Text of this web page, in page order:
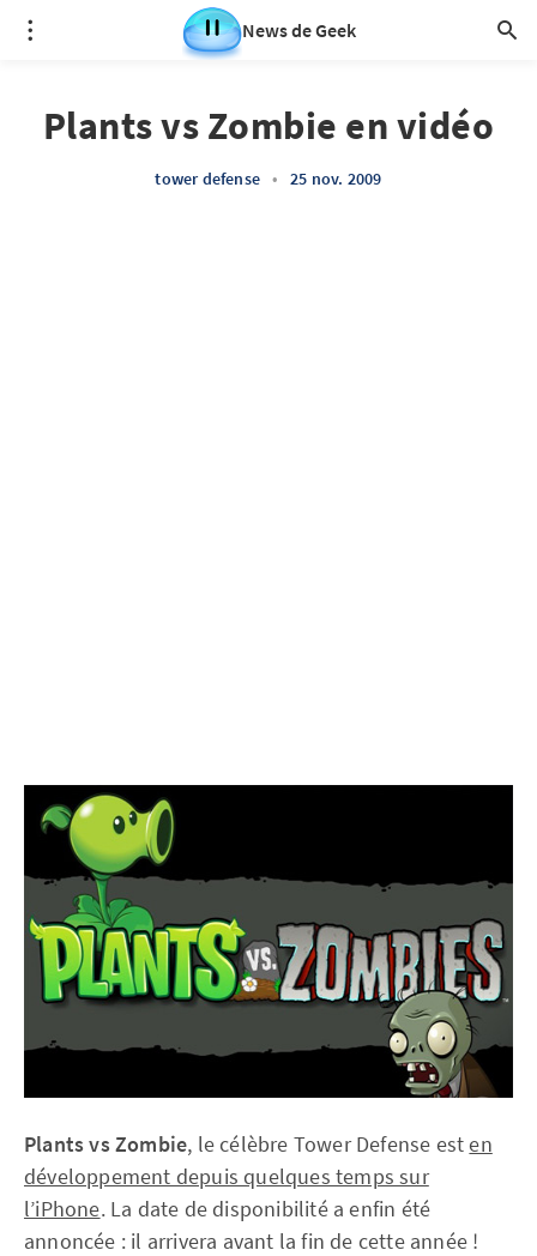
News de Geek
Plants vs Zombie en vidéo
tower defense • 25 nov. 2009
Plants vs Zombie, le célèbre Tower Defense esten
développement depuis quelques temps sur
l’iPhone. La date de disponibilité a enfin été
annoncée : il arrivera avant la fin de cette année !